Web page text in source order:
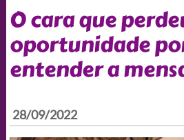
O cara que
oportunidade
entender a
28/09/2022